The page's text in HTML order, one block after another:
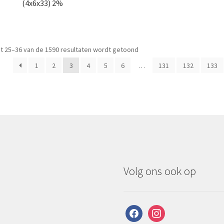
(4x6x33) 2%
25–36 van de 1590 resultaten wordt getoond
1
2 3 4 5 6 … 131 132 133
Volg ons ook op
facebookinstagram